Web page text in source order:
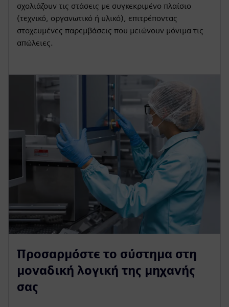
σχολιάζουν τις στάσεις με συγκεκριμένο πλαίσιο
(τεχνικό, οργανωτικό ή υλικό), επιτρέποντας
στοχευμένες παρεμβάσεις που μειώνουν μόνιμα τις
απώλειες.
Προσαρμόστε το σύστημα στη
μοναδική λογική της μηχανής
σας